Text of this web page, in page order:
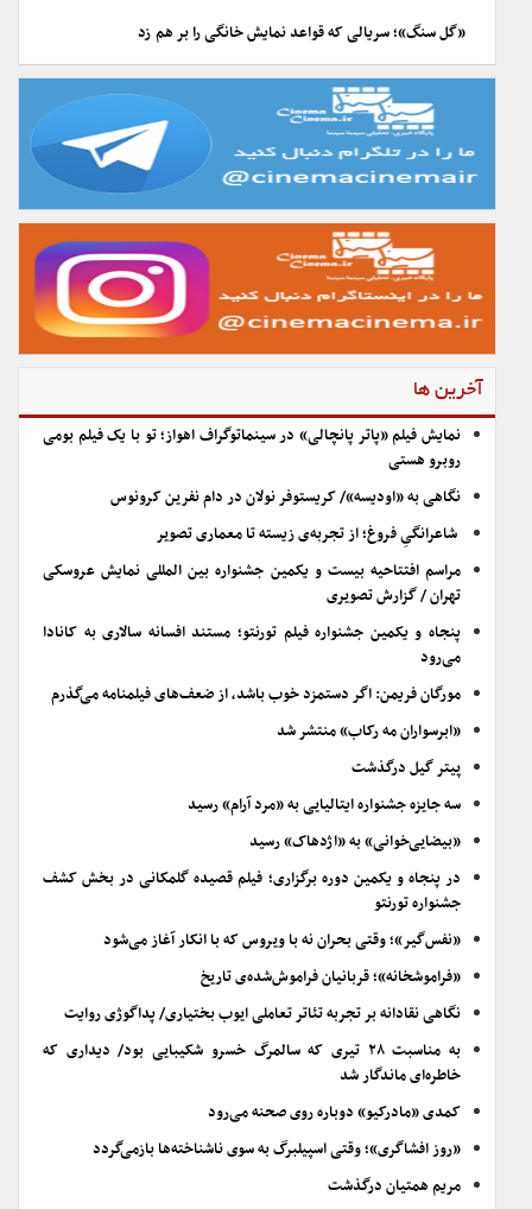
«گل سنگ»؛ سریالی که قواعد نمایش خانگی را بر هم زد
آخرین ها
نمایش فیلم «پاتر پانچالی» در سینماتوگراف اهواز؛ تو با یک فیلم بومی
روبرو هستی
نگاهی به «اودیسه»/ کریستوفر نولان در دام نفرین کرونوس
شاعرانگیِ فروغ؛ از تجربه‌ی زیسته تا معماری تصویر
مراسم افتتاحیه بیست و یکمین جشنواره بین المللی نمایش عروسکی
تهران / گزارش تصویری
پنجاه و یکمین جشنواره فیلم تورنتو؛ مستند افسانه سالاری به کانادا
می‌رود
مورگان فریمن: اگر دستمزد خوب باشد، از ضعف‌های فیلمنامه می‌گذرم
«ابرسواران مه رکاب» منتشر شد
پیتر گیل درگذشت
سه جایزه جشنواره ایتالیایی به «مرد آرام» رسید
«بیضایی‌خوانی» به «اژدهاک» رسید
در پنجاه و یکمین دوره برگزاری؛ فیلم قصیده گلمکانی در بخش کشف
جشنواره تورنتو
«نفس‌گیر»؛ وقتی بحران نه با ویروس که با انکار آغاز می‌شود
«فراموشخانه»؛ قربانیان فراموش‌شده‌ی تاریخ
نگاهی نقادانه بر تجربه تئاتر تعاملی ایوب بختیاری/ پداگوژی روایت
به مناسبت ۲۸ تیری که سالمرگ خسرو شکیبایی بود/ دیداری که
خاطره‌ای ماندگار شد
کمدی «مادرکیو» دوباره روی صحنه می‌رود
«روز افشاگری»؛ وقتی اسپیلبرگ به سوی ناشناخته‌ها بازمی‌گردد
مریم همتیان درگذشت